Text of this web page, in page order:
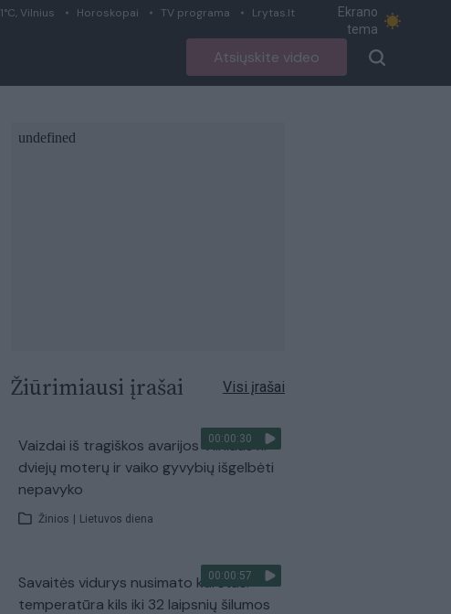
1°C, Vilnius Horoskopai TV programa Lrytas.lt
Ekrano
tema
Atsiųskite video
Žiūrimiausi įrašai Visi įrašai
00:00:30
Vaizdai iš tragiškos avarijos Vilniaus r.:
dviejų moterų ir vaiko gyvybių išgelbėti
nepavyko
Žinios Lietuvos diena
00:00:57
Savaitės vidurys nusimato karštas:
temperatūra kils iki 32 laipsnių šilumos